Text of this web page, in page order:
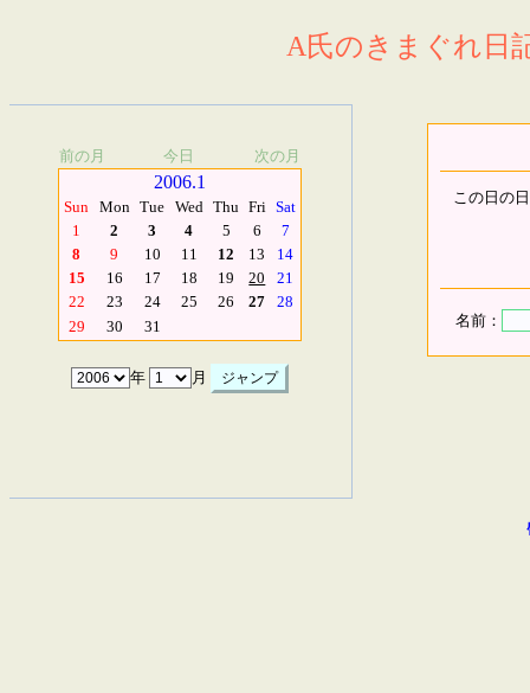
A氏のきまぐれ日
前の月 今日 次の月
2006.1
Sun Mon Tue Wed Thu Fri Sat
1
2 3 4 5 6
7
8
9 10 11 12 13
14
15
16 17 18 19 20
21
22
23 24 25 26 27
28
29
30 31
年 月
この日の
名前：